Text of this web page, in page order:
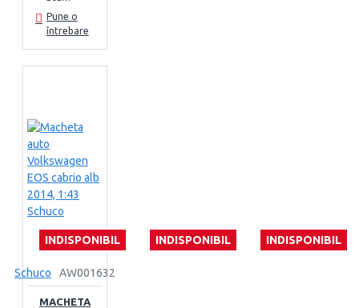
Pune o
întrebare
INDISPONIBIL INDISPONIBIL INDISPONIBIL
Schuco AW001632
MACHETA